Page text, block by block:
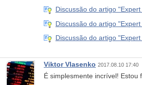
Discussão do artigo
Discussão do artigo
Discussão do artigo
Viktor Vlasenko 2017.08.10 17:40
É simplesmente incrível!